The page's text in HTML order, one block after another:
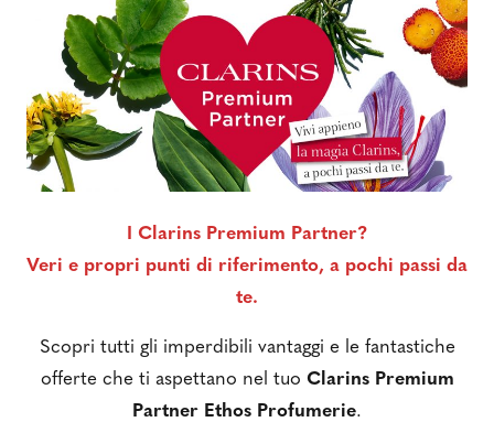
I Clarins Premium Partner?
Veri e propri punti di riferimento, a pochi passi da
te.
Scopri tutti gli imperdibili vantaggi e le fantastiche
offerte che ti aspettano nel tuo Clarins Premium
Partner Ethos Profumerie.